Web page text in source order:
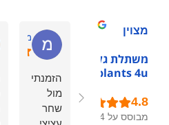
מצוין
משתלת גלילות -
plants 4u
מבוסס על 54
מיכל א.
הזמנתי
מול
שחר